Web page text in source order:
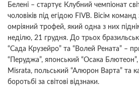
Белені – стартує Клубний чемпіонат
чоловіків під егідою FIVB. Вісім
омріяний трофей, який одна з них
неділю, 21 грудня. До трьох
“Сада Крузейро” та “Волей Рената” –
“Перуджа”, японський “Осака Блютеон”,
Misrata, польський “Алюрон Варта” та
боротьбі за світові відзнаки.